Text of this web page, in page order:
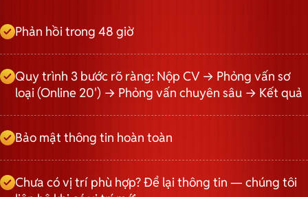
Phản hồi trong 48 giờ
Quy trình 3 bước rõ ràng: Nộp CV → Phỏng vấn sơ
loại (Online 20') → Phỏng vấn chuyên sâu → Kết quả
Bảo mật thông tin hoàn toàn
Chưa có vị trí phù hợp? Để lại thông tin — chúng tôi